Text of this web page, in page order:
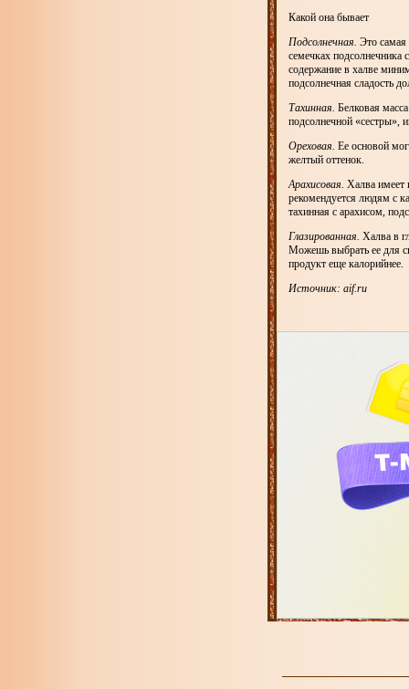
Какой она бывает
Подсолнечная. Это самая
семечках подсолнечника
содержание в халве
подсолнечная сладость
Тахинная. Белковая
подсолнечной «сестры»,
Ореховая. Ее основой
желтый оттенок.
Арахисовая. Халва имеет
рекомендуется людям с
тахинная с арахисом,
Глазированная. Халва в
Можешь выбрать ее для
продукт еще калорийнее.
Источник: aif.ru